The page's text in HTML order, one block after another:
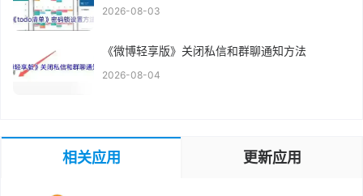
2026-08-03
《微博轻享版》关闭私信和群聊通知方法
2026-08-04
相关应用 更新应用